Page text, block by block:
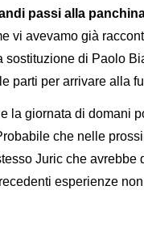
passi alla
vi avevamo già
sostituzione di Paolo
parti per arrivare alla
la giornata di domani
che nelle
Juric che
esperienze